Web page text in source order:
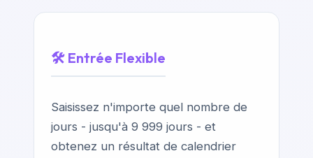
🛠️ Entrée Flexible
Saisissez n'importe quel nombre de
jours - jusqu'à 9 999 jours - et
obtenez un résultat de calendrier